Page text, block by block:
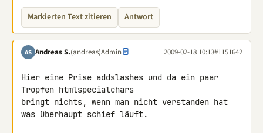
Markierten Text zitieren Antwort
AS Andreas S.(andreas)Admin 2009-02-18 10:13#1151642
Hier eine Prise addslashes und da ein paar
Tropfen htmlspecialchars
bringt nichts, wenn man nicht verstanden hat
was überhaupt schief läuft.